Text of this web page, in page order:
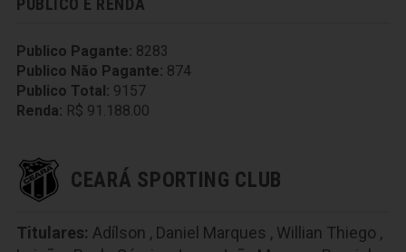
PUBLICO E RENDA
Publico Pagante: 8283
Publico Não Pagante: 874
Publico Total: 9157
Renda: R$ 91.188.00
CEARÁ SPORTING CLUB
Titulares: Adílson , Daniel Marques , Willian Thiego ,